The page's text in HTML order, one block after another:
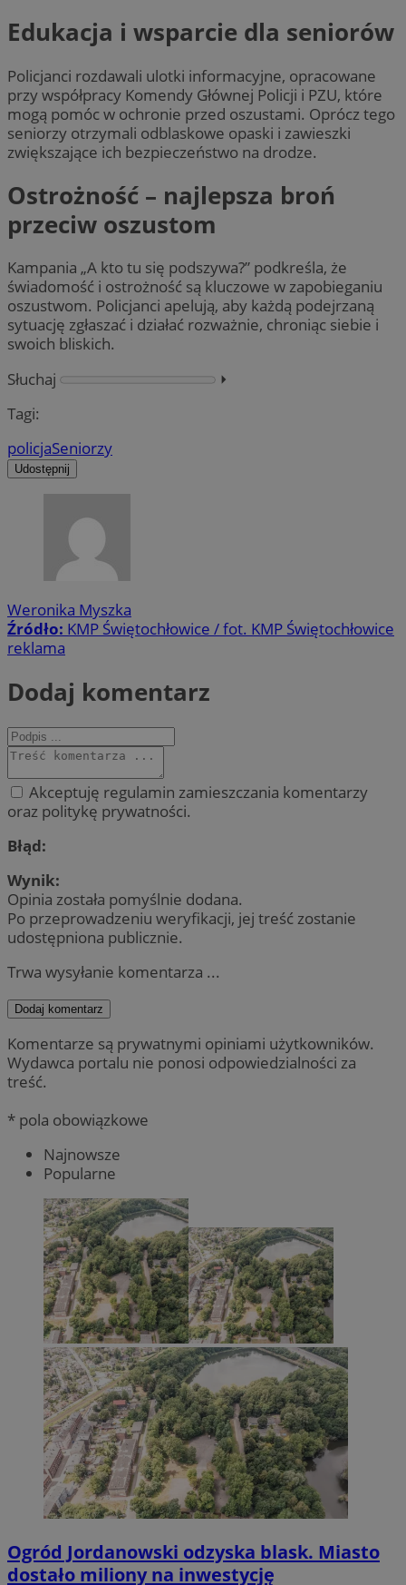
Edukacja i wsparcie dla seniorów
Policjanci rozdawali ulotki informacyjne, opracowane
przy współpracy Komendy Głównej Policji i PZU, które
mogą pomóc w ochronie przed oszustami. Oprócz tego
seniorzy otrzymali odblaskowe opaski i zawieszki
zwiększające ich bezpieczeństwo na drodze.
Ostrożność – najlepsza broń
przeciw oszustom
Kampania „A kto tu się podszywa?” podkreśla, że
świadomość i ostrożność są kluczowe w zapobieganiu
oszustwom. Policjanci apelują, aby każdą podejrzaną
sytuację zgłaszać i działać rozważnie, chroniąc siebie i
swoich bliskich.
Słuchaj
⏵︎
Tagi:
policjaSeniorzy
Udostępnij
Weronika Myszka
Źródło: KMP Świętochłowice / fot. KMP Świętochłowice
reklama
Dodaj komentarz
Akceptuję regulamin zamieszczania komentarzy
oraz politykę prywatności.
Błąd:
Wynik:
Opinia została pomyślnie dodana.
Po przeprowadzeniu weryfikacji, jej treść zostanie
udostępniona publicznie.
Trwa wysyłanie komentarza ...
Dodaj komentarz
Komentarze są prywatnymi opiniami użytkowników.
Wydawca portalu nie ponosi odpowiedzialności za
treść.
* pola obowiązkowe
Najnowsze
Popularne
Ogród Jordanowski odzyska blask. Miasto
dostało miliony na inwestycję